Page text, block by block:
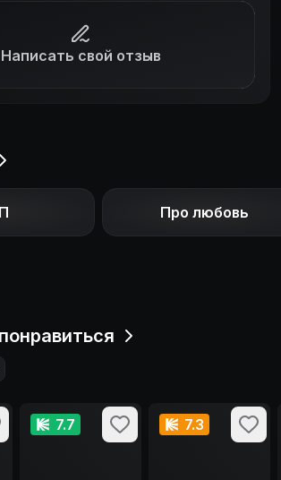
Написать свой отзыв
Про любовь
7.7 7.3